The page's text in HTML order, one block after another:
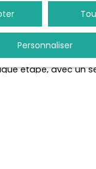
vous maximisez vos
Immobiliersest à
étape, avec un
Personnaliser